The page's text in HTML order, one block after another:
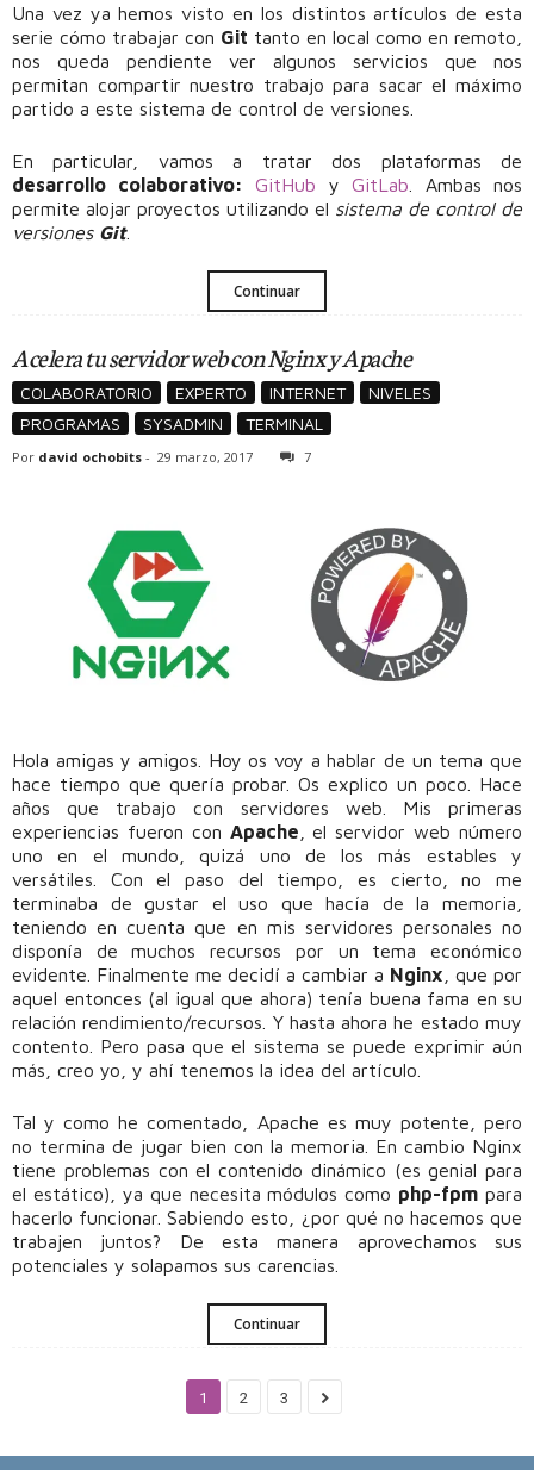
Una vez ya hemos visto en los distintos artículos de esta
serie cómo trabajar con Git tanto en local como en remoto,
nos queda pendiente ver algunos servicios que nos
permitan compartir nuestro trabajo para sacar el máximo
partido a este sistema de control de versiones.
En particular, vamos a tratar dos plataformas de
desarrollo colaborativo:
GitHub y GitLab . Ambas nos
permite alojar proyectos utilizando el sistema de control de
versiones Git.
Continuar
Acelera tu servidor web con Nginx y Apache
COLABORATORIO EXPERTO INTERNET
NIVELES
PROGRAMAS
SYSADMIN TERMINAL
Por david ochobits - 29 marzo, 2017 7
Hola amigas y amigos. Hoy os voy a hablar de un tema que
hace tiempo que quería probar. Os explico un poco. Hace
años que trabajo con servidores web. Mis primeras
experiencias fueron con Apache , el servidor web número
uno en el mundo, quizá uno de los más estables y
versátiles. Con el paso del tiempo, es cierto, no me
terminaba de gustar el uso que hacía de la memoria,
teniendo en cuenta que en mis servidores personales no
disponía de muchos recursos por un tema económico
evidente. Finalmente me decidí a cambiar a Nginx , que por
aquel entonces (al igual que ahora) tenía buena fama en su
relación rendimiento/recursos. Y hasta ahora he estado muy
contento. Pero pasa que el sistema se puede exprimir aún
más, creo yo, y ahí tenemos la idea del artículo.
Tal y como he comentado, Apache es muy potente, pero
no termina de jugar bien con la memoria. En cambio Nginx
tiene problemas con el contenido dinámico (es genial para
el estático), ya que necesita módulos como php-fpm para
hacerlo funcionar. Sabiendo esto, ¿por qué no hacemos que
trabajen juntos? De esta manera aprovechamos sus
potenciales y solapamos sus carencias.
Continuar
1 2 3